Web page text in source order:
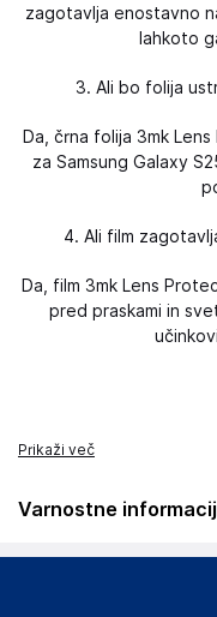
zagotavlja enostavno
lahkoto
3. Ali bo folija
Da, črna folija 3mk
za Samsung Galaxy
4. Ali film
Da, film 3mk Lens
pred praskami in
Prikaži več
Varnostne
Podatki o proizvajalcu